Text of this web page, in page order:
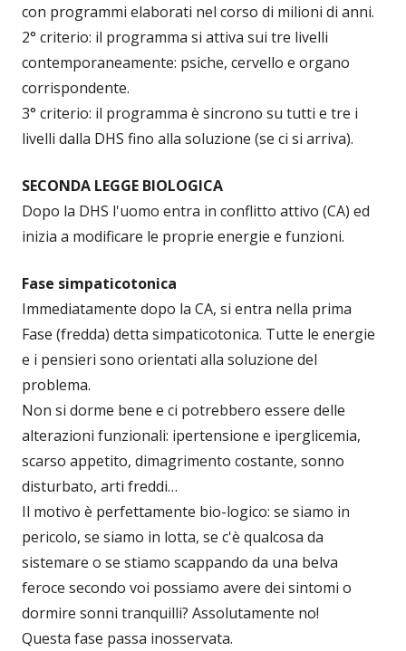
con programmi elaborati nel corso di milioni di anni.
2° criterio: il programma si attiva sui tre livelli
contemporaneamente: psiche, cervello e organo
corrispondente.
3° criterio: il programma è sincrono su tutti e tre i
livelli dalla DHS fino alla soluzione (se ci si arriva).
SECONDA LEGGE BIOLOGICA
Dopo la DHS l'uomo entra in conflitto attivo (CA) ed
inizia a modificare le proprie energie e funzioni.
Fase simpaticotonica
Immediatamente dopo la CA, si entra nella prima
Fase (fredda) detta simpaticotonica. Tutte le energie
e i pensieri sono orientati alla soluzione del
problema.
Non si dorme bene e ci potrebbero essere delle
alterazioni funzionali: ipertensione e iperglicemia,
scarso appetito, dimagrimento costante, sonno
disturbato, arti freddi…
Il motivo è perfettamente bio-logico: se siamo in
pericolo, se siamo in lotta, se c'è qualcosa da
sistemare o se stiamo scappando da una belva
feroce secondo voi possiamo avere dei sintomi o
dormire sonni tranquilli? Assolutamente no!
Questa fase passa inosservata.